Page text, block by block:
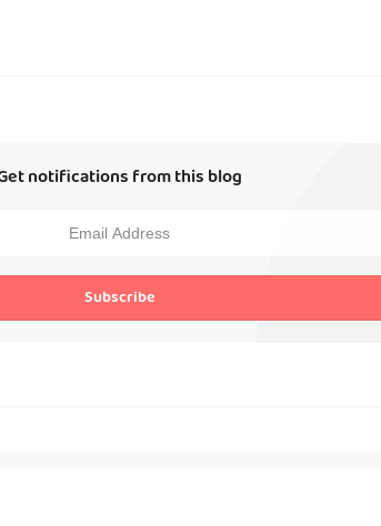
notifications from this blog
Subscribe